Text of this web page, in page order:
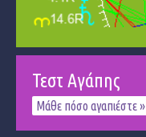
Τεστ Αγάπης
Μάθε πόσο αγαπιέστε »